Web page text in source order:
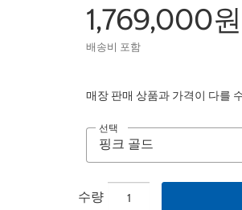
1,769,000원
배송비 포함
매장 판매 상품과 가격이 다를
선택
수량